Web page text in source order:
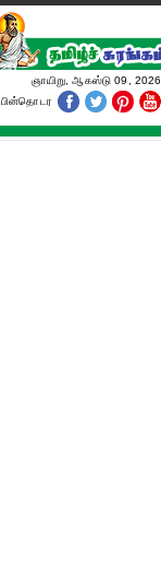
ஞாயிறு, ஆகஸ்டு 09, 2026
பின்தொடர